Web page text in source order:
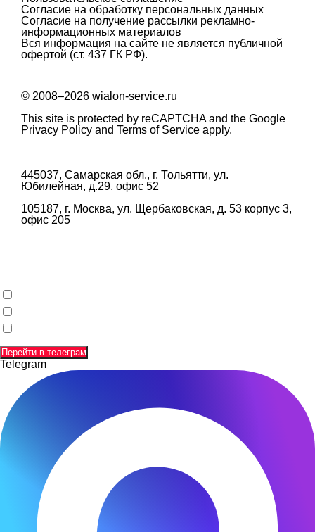
© 2008–2026 wialon-service.ru
This site is protected by reCAPTCHA and the Google
Privacy Policy and Terms of Service apply.
445037, Самарская обл., г. Тольятти, ул.
Юбилейная, д.29, офис 52
105187, г. Москва, ул. Щербаковская, д. 53 корпус 3,
офис 205
Согласие на обработку персональных данных
Согласие на получение рассылки рекламно-
информационных материалов
Вся информация на сайте не является публичной
офертой (ст. 437 ГК РФ).
Перейти в телеграм
Telegram